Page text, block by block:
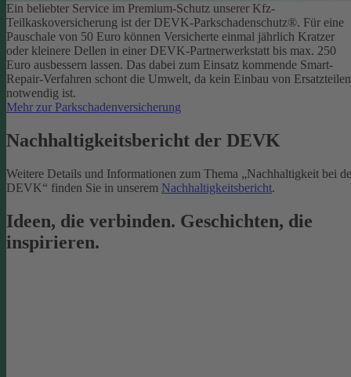
Ein beliebter Service im Premium-Schutz unserer Kfz-
Teilkaskoversicherung ist der DEVK-Parkschadenschutz®. Für eine
Pauschale von 50 Euro können Versicherte einmal jährlich Kratzer
oder kleinere Dellen in einer DEVK-Partnerwerkstatt bis max. 250
Euro ausbessern lassen. Das dabei zum Einsatz kommende Smart-
Repair-Verfahren schont die Umwelt, da kein Einbau von Ersatzteilen
notwendig ist.
Mehr zur Parkschadenversicherung
Nachhaltigkeitsbericht der DEVK
Weitere Details und Informationen zum Thema „Nachhaltigkeit bei
DEVK“ finden Sie in unserem Nachhaltigkeitsbericht.
Ideen, die verbinden. Geschichten, die
inspirieren.